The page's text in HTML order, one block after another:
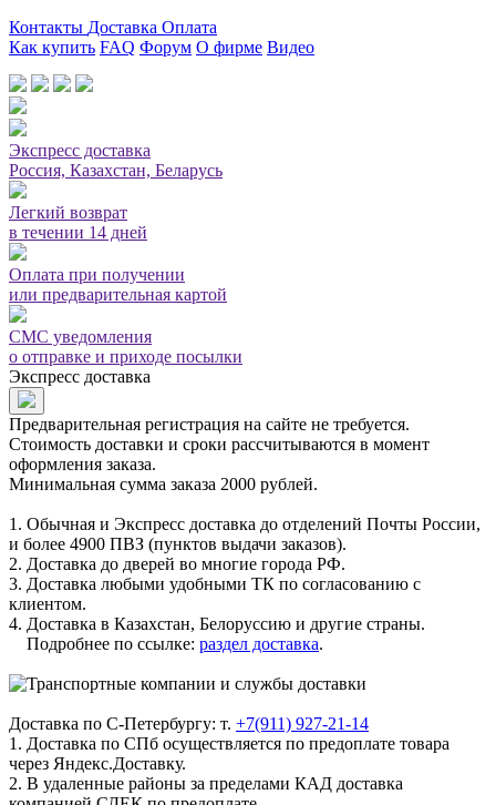
Контакты Доставка Оплата
Как купить FAQ Форум О фирме Видео
Экспресс доставка
Россия, Казахстан, Беларусь
Легкий возврат
в течении 14 дней
Оплата при получении
или предварительная картой
СМС уведомления
о отправке и приходе посылки
Экспресс доставка
Предварительная регистрация на сайте не требуется.
Стоимость доставки и сроки рассчитываются в момент
оформления заказа.
Минимальная сумма заказа 2000 рублей.
1. Обычная и Экспресс доставка до отделений Почты России,
и более 4900 ПВЗ (пунктов выдачи заказов).
2. Доставка до дверей во многие города РФ.
3. Доставка любыми удобными ТК по согласованию с
клиентом.
4. Доставка в Казахстан, Белоруссию и другие страны.
Подробнее по ссылке: раздел доставка.
Доставка по С-Петербургу: т. +7(911) 927-21-14
1. Доставка по СПб осуществляется по предоплате товара
через Яндекс.Доставку.
2. В удаленные районы за пределами КАД доставка